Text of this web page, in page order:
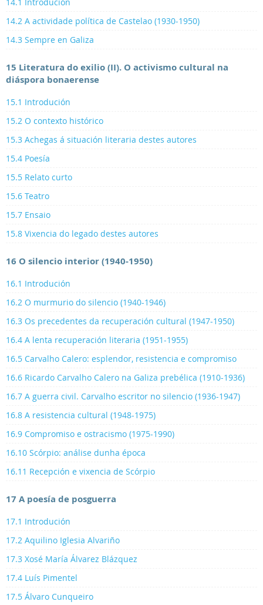
14.2 A actividade política de Castelao (1930-1950)
14.3 Sempre en Galiza
15 Literatura do exilio (II). O activismo cultural na
diáspora bonaerense
15.1 Introdución
15.2 O contexto histórico
15.3 Achegas á situación literaria destes autores
15.4 Poesía
15.5 Relato curto
15.6 Teatro
15.7 Ensaio
15.8 Vixencia do legado destes autores
16 O silencio interior (1940-1950)
16.1 Introdución
16.2 O murmurio do silencio (1940-1946)
16.3 Os precedentes da recuperación cultural (1947-1950)
16.4 A lenta recuperación literaria (1951-1955)
16.5 Carvalho Calero: esplendor, resistencia e compromiso
16.6 Ricardo Carvalho Calero na Galiza prebélica (1910-1936)
16.7 A guerra civil. Carvalho escritor no silencio (1936-1947)
16.8 A resistencia cultural (1948-1975)
16.9 Compromiso e ostracismo (1975-1990)
16.10 Scórpio: análise dunha época
16.11 Recepción e vixencia de Scórpio
17 A poesía de posguerra
17.1 Introdución
17.2 Aquilino Iglesia Alvariño
17.3 Xosé María Álvarez Blázquez
17.4 Luís Pimentel
17.5 Álvaro Cunqueiro